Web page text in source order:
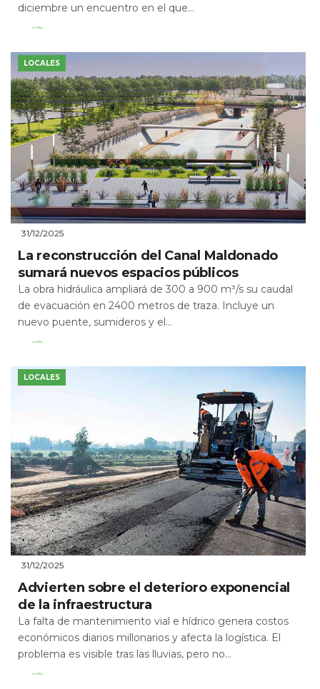
diciembre un encuentro en el que...
Leer Más
LOCALES
31/12/2025
La reconstrucción del Canal Maldonado
sumará nuevos espacios públicos
La obra hidráulica ampliará de 300 a 900 m³/s su caudal
de evacuación en 2400 metros de traza. Incluye un
nuevo puente, sumideros y el...
Leer Más
LOCALES
31/12/2025
Advierten sobre el deterioro exponencial
de la infraestructura
La falta de mantenimiento vial e hídrico genera costos
económicos diarios millonarios y afecta la logística. El
problema es visible tras las lluvias, pero no...
Leer Más